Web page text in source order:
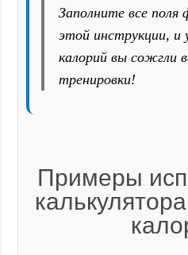
Заполните все поля
этой инструкции, и
калорий вы сожгли
тренировки!
Примеры